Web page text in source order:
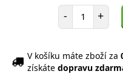
- Počet položek
+
V košíku máte zboží za
získáte dopravu